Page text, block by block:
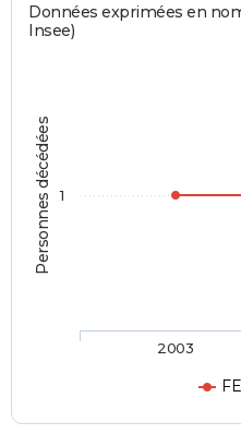
Personnes décédées
Données exprimées en
Insee)
2003
1